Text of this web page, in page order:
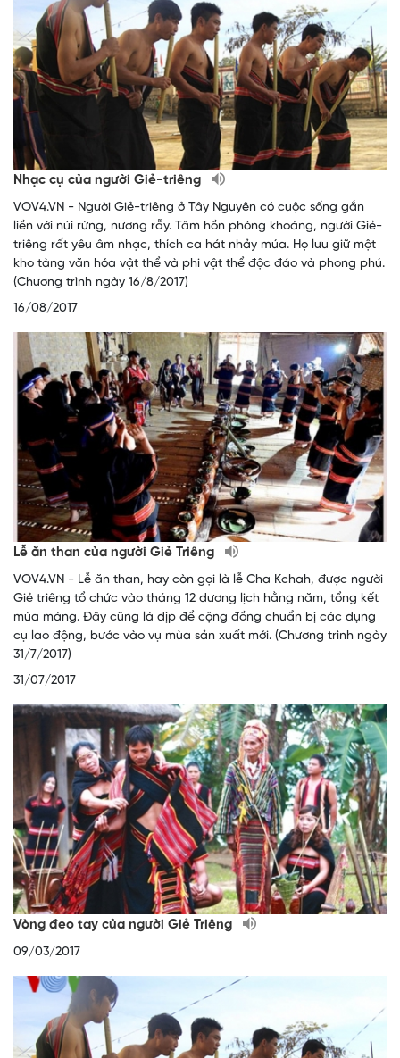
Nhạc cụ của người Giẻ-triêng
VOV4.VN - Người Giẻ-triêng ở Tây Nguyên có cuộc sống gắn
liền với núi rừng, nương rẫy. Tâm hồn phóng khoáng, người Giẻ-
triêng rất yêu âm nhạc, thích ca hát nhảy múa. Họ lưu giữ một
kho tàng văn hóa vật thể và phi vật thể độc đáo và phong phú.
(Chương trình ngày 16/8/2017)
16/08/2017
Lễ ăn than của người Giẻ Triêng
VOV4.VN - Lễ ăn than, hay còn gọi là lễ Cha Kchah, được người
Giẻ triêng tổ chức vào tháng 12 dương lịch hằng năm, tổng kết
mùa màng. Đây cũng là dịp để cộng đồng chuẩn bị các dụng
cụ lao động, bước vào vụ mùa sản xuất mới. (Chương trình ngày
31/7/2017)
31/07/2017
Vòng đeo tay của người Giẻ Triêng
09/03/2017